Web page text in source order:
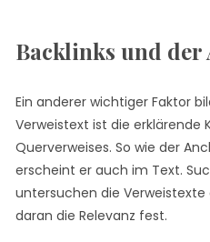
Backlinks und der
Ein anderer wichtiger Faktor
Verweistext ist die erklärende
Querverweises. So wie der
erscheint er auch im Text.
untersuchen die
daran die Relevanz fest.